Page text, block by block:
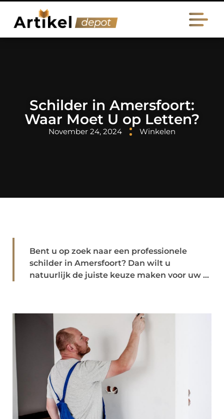
Schilder in Amersfoort:
Waar Moet U op Letten?
November 24, 2024 Winkelen
Bent u op zoek naar een professionele
schilder in Amersfoort? Dan wilt u
natuurlijk de juiste keuze maken voor uw ...